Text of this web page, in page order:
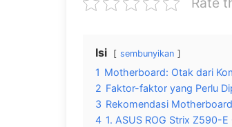
Isi sembunyikan
1 Motherboard: Otak dari
2 Faktor-faktor yang Perlu
3 Rekomendasi
4 1. ASUS ROG Strix Z590-E